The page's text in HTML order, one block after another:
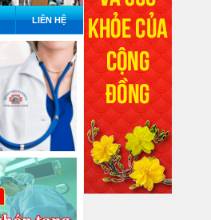
LIÊN HỆ